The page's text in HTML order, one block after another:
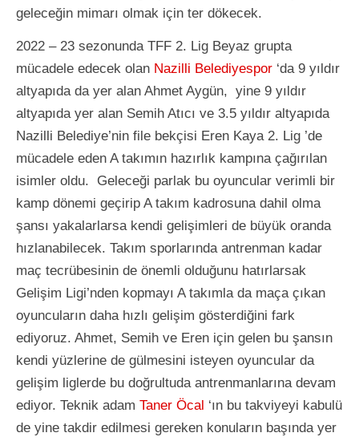
geleceğin mimarı olmak için ter dökecek.
2022 – 23 sezonunda TFF 2. Lig Beyaz grupta
mücadele edecek olan Nazilli Belediyespor ‘da 9 yıldır
altyapıda da yer alan Ahmet Aygün, yine 9 yıldır
altyapıda yer alan Semih Atıcı ve 3.5 yıldır altyapıda
Nazilli Belediye’nin file bekçisi Eren Kaya 2. Lig ’de
mücadele eden A takımın hazırlık kampına çağırılan
isimler oldu. Geleceği parlak bu oyuncular verimli bir
kamp dönemi geçirip A takım kadrosuna dahil olma
şansı yakalarlarsa kendi gelişimleri de büyük oranda
hızlanabilecek. Takım sporlarında antrenman kadar
maç tecrübesinin de önemli olduğunu hatırlarsak
Gelişim Ligi’nden kopmayı A takımla da maça çıkan
oyuncuların daha hızlı gelişim gösterdiğini fark
ediyoruz. Ahmet, Semih ve Eren için gelen bu şansın
kendi yüzlerine de gülmesini isteyen oyuncular da
gelişim liglerde bu doğrultuda antrenmanlarına devam
ediyor. Teknik adamTaner Öcal ‘ın bu takviyeyi kabulü
de yine takdir edilmesi gereken konuların başında yer